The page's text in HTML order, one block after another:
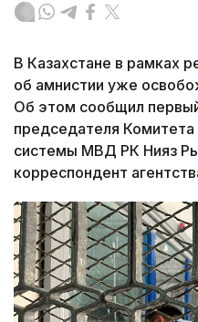
В Казахстане в рамках
об амнистии уже
Об этом сообщил
председателя Комитета
системы МВД РК Нияз
корреспондент